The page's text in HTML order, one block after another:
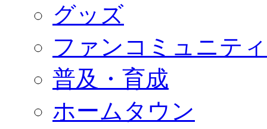
ACADEMY
アカデミーについて
コーチ&スタッフ
ジュニア
ジュニアユース
ユース
練習拠点（ナラディーア）
SCHOOL
CLUB
グッズ
ファンコミュニティ
普及・育成
ホームタウン